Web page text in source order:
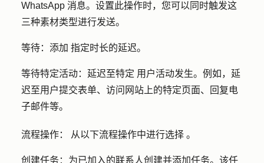
WhatsApp 消息。设置此操作时，您可以同时触发这
三种素材类型进行发送。
等待：添加 指定时长的延迟。
等待特定活动：延迟至特定 用户活动发生。例如，延
迟至用户提交表单、访问网站上的特定页面、回复电
子邮件等。
流程操作： 从以下流程操作中进行选择 。
创建任务： 为已加入的联系人创建并添加任务。该任